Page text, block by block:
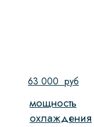
63 000 руб
мощность
охлаждения